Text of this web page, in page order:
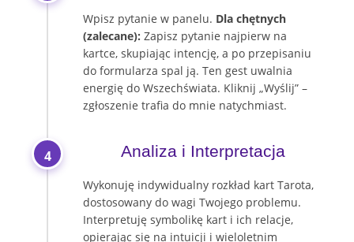
Wpisz pytanie w panelu. Dla chętnych
(zalecane): Zapisz pytanie najpierw na
kartce, skupiając intencję, a po przepisaniu
do formularza spal ją. Ten gest uwalnia
energię do Wszechświata. Kliknij „Wyślij” –
zgłoszenie trafia do mnie natychmiast.
4 Analiza i Interpretacja
Wykonuję indywidualny rozkład kart Tarota,
dostosowany do wagi Twojego problemu.
Interpretuję symbolikę kart i ich relacje,
opierając się na intuicji i wieloletnim